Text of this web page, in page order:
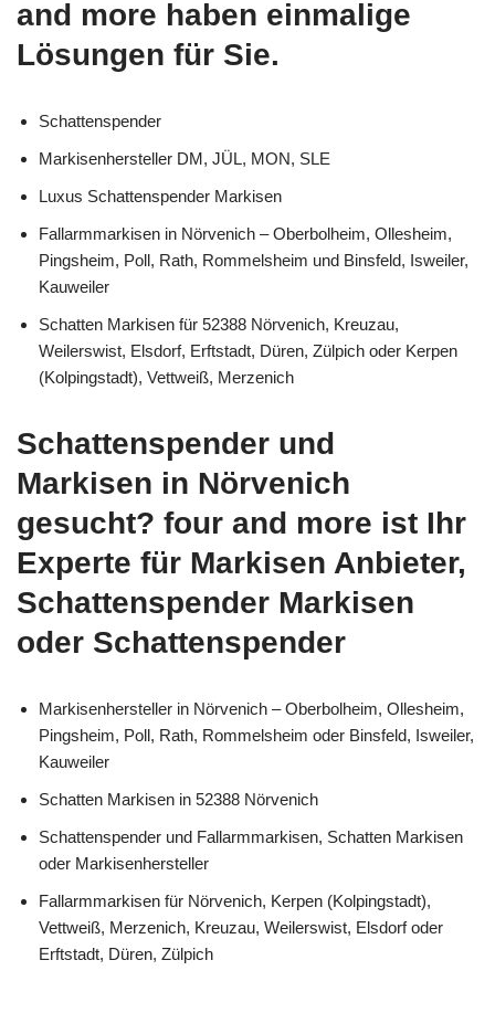
and more haben einmalige
Lösungen für Sie.
Schattenspender
Markisenhersteller DM, JÜL, MON, SLE
Luxus Schattenspender Markisen
Fallarmmarkisen in Nörvenich – Oberbolheim, Ollesheim,
Pingsheim, Poll, Rath, Rommelsheim und Binsfeld, Isweiler,
Kauweiler
Schatten Markisen für 52388 Nörvenich, Kreuzau,
Weilerswist, Elsdorf, Erftstadt, Düren, Zülpich oder Kerpen
(Kolpingstadt), Vettweiß, Merzenich
Schattenspender und
Markisen in Nörvenich
gesucht? four and more ist Ihr
Experte für Markisen Anbieter,
Schattenspender Markisen
oder Schattenspender
Markisenhersteller in Nörvenich – Oberbolheim, Ollesheim,
Pingsheim, Poll, Rath, Rommelsheim oder Binsfeld, Isweiler,
Kauweiler
Schatten Markisen in 52388 Nörvenich
Schattenspender und Fallarmmarkisen, Schatten Markisen
oder Markisenhersteller
Fallarmmarkisen für Nörvenich, Kerpen (Kolpingstadt),
Vettweiß, Merzenich, Kreuzau, Weilerswist, Elsdorf oder
Erftstadt, Düren, Zülpich